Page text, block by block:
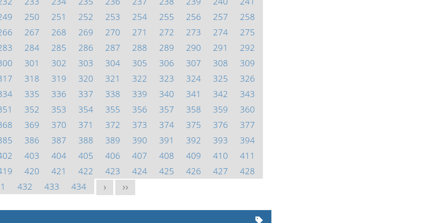
250 251 252 253 254 255 256 257
258
267 268 269 270 271 272 273 274
275
284 285 286 287 288 289 290 291
292
301 302 303 304 305 306 307 308
309
318 319 320 321 322 323 324 325
326
335 336 337 338 339 340 341 342
343
352 353 354 355 356 357 358 359
360
369 370 371 372 373 374 375 376
377
386 387 388 389 390 391 392 393
394
403 404 405 406 407 408 409 410
411
420 421 422 423 424 425 426 427
428
432 433 434 > >>